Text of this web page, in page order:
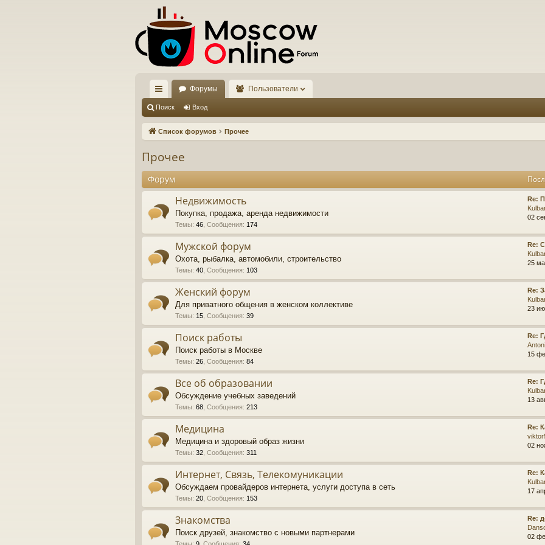
с
ы
и
Форумы Пользователи
Поиск Вход
Список форумов Прочее
Прочее
Форум
Недвижимость
Покупка, продажа, аренда недвижимости
Темы: 46 Сообщения: 174
Re:
02
Мужской форум
Охота, рыбалка, автомобили, строительство
Темы: 40 Сообщения: 103
Re:
25
Женский форум
Для приватного общения в женском коллективе
Темы: 15 Сообщения: 39
Re:
23
Поиск работы
Поиск работы в Москве
Темы: 26 Сообщения: 84
Re:
15
Все об образовании
Обсуждение учебных заведений
Темы: 68 Сообщения: 213
Re:
13
Медицина
Медицина и здоровый образ жизни
Темы: 32 Сообщения: 311
Re:
02
Интернет, Связь, Телекомуникации
Обсуждаем провайдеров интернета, услуги доступа в сеть
Темы: 20 Сообщения: 153
Re:
17
Знакомства
Поиск друзей, знакомство с новыми партнерами
Re:
02